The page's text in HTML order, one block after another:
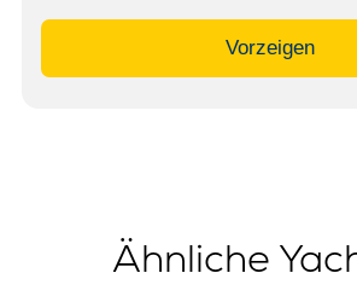
Vorzeigen
Ähnliche